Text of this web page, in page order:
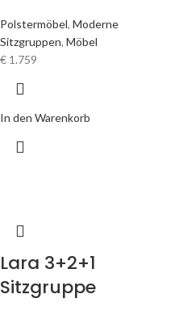
Polstermöbel, Moderne
Sitzgruppen, Möbel
€ 1.759
In den Warenkorb
Lara 3+2+1
Sitzgruppe